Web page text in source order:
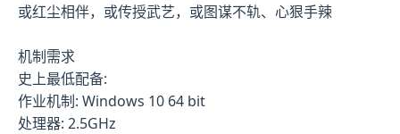
或红尘相伴，或传授武艺，或图谋不轨、心狠手辣
机制需求
史上最低配备:
作业机制: Windows 10 64 bit
处理器: 2.5GHz